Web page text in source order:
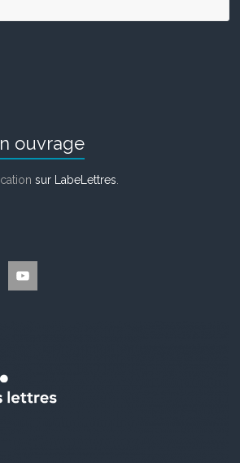
ouvrage
sur LabeLettres